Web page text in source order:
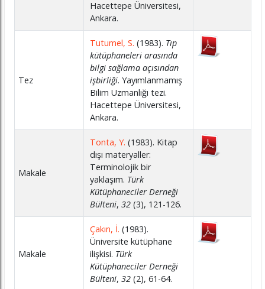
Hacettepe Üniversitesi,
Ankara.
Tez
Tutumel, S. (1983). Tıp
kütüphaneleri arasında
bilgi sağlama açısından
işbirliği. Yayımlanmamış
Bilim Uzmanlığı tezi.
Hacettepe Üniversitesi,
Ankara.
Makale
Tonta, Y. (1983). Kitap
dışı materyaller:
Terminolojik bir
yaklaşım. Türk
Kütüphaneciler Derneği
Bülteni, 32(3), 121-126.
Makale
Çakın, İ. (1983).
Üniversite kütüphane
ilişkisi. Türk
Kütüphaneciler Derneği
Bülteni, 32(2), 61-64.